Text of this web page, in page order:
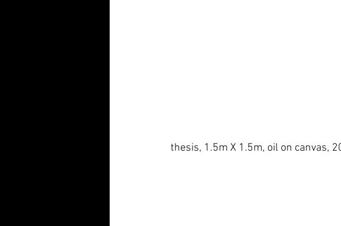
thesis, 1.5m X 1.5m, oil on canvas,